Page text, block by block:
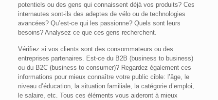
potentiels ou des gens qui connaissent déjà vos produits? Ces
internautes sont-ils des adeptes de vélo ou de technologies
avancées? Qu’est-ce qui les passionne? Quels sont leurs
besoins? Analysez ce que ces gens recherchent.
Vérifiez si vos clients sont des consommateurs ou des
entreprises partenaires. Est-ce du B2B (business to business)
ou du B2C (business to consumer)? Regardez également ces
informations pour mieux connaître votre public cible: l’âge, le
niveau d’éducation, la situation familiale, la catégorie d’emploi,
le salaire, etc. Tous ces éléments vous aideront à mieux